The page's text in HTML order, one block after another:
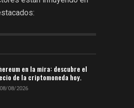
en la mira: descubre el
de la criptomoneda hoy.
08/08/2026